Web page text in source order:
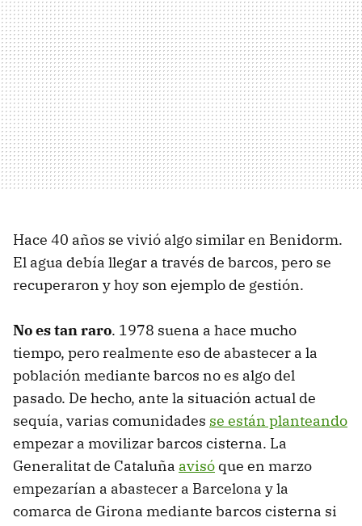
Hace 40 años se vivió algo similar en Benidorm.
El agua debía llegar a través de barcos, pero se
recuperaron y hoy son ejemplo de gestión.
No es tan raro. 1978 suena a hace mucho
tiempo, pero realmente eso de abastecer a la
población mediante barcos no es algo del
pasado. De hecho, ante la situación actual de
sequía, varias comunidades se están planteando
empezar a movilizar barcos cisterna. La
Generalitat de Cataluña avisó que en marzo
empezarían a abastecer a Barcelona y la
comarca de Girona mediante barcos cisterna si